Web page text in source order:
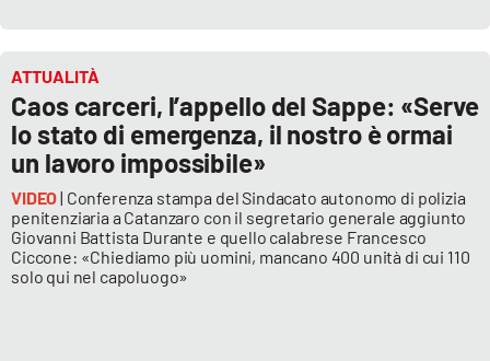
ATTUALITÀ
Caos carceri, l’appello del Sappe: «Serve
lo stato di emergenza, il nostro è ormai
un lavoro impossibile»
VIDEO| Conferenza stampa del Sindacato autonomo di polizia
penitenziaria a Catanzaro con il segretario generale aggiunto
Giovanni Battista Durante e quello calabrese Francesco
Ciccone: «Chiediamo più uomini, mancano 400 unità di cui 110
solo qui nel capoluogo»